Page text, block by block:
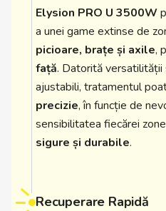
Elysion PRO U 3500W
a unei game extinse de
picioare, brațe și axile,
față. Datorită
ajustabili, tratamentul
precizie, în funcție de
sensibilitatea fiecărei
sigure și durabile.
Recuperare Rapidă